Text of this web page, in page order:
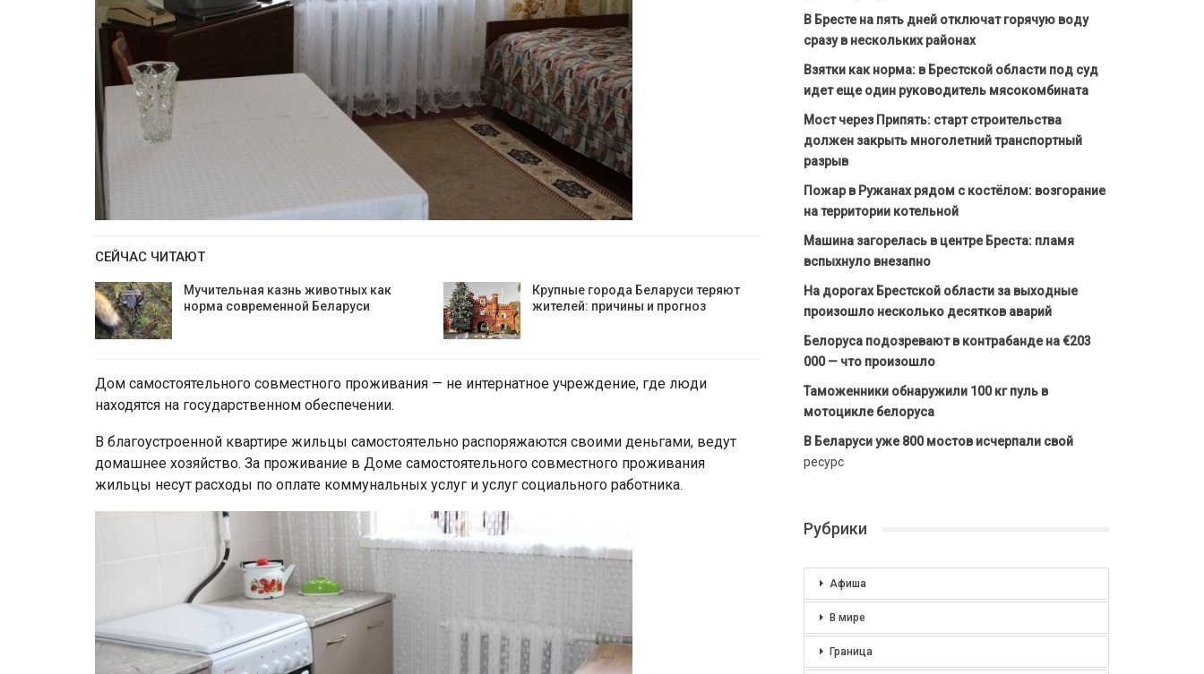
СЕЙЧАС ЧИТАЮТ
Мучительная казнь животных как
норма современной Беларуси
Крупные города Беларуси теряют
жителей: причины и прогноз
Дом самостоятельного совместного проживания — не интернатное учреждение, где люди
находятся на государственном обеспечении.
В благоустроенной квартире жильцы самостоятельно распоряжаются своими деньгами, ведут
домашнее хозяйство. За проживание в Доме самостоятельного совместного проживания
жильцы несут расходы по оплате коммунальных услуг и услуг социального работника.
В Бресте на пять дней отключат горячую воду
сразу в нескольких районах
Взятки как норма: в Брестской области под суд
идет еще один руководитель мясокомбината
Мост через Припять: старт строительства
должен закрыть многолетний транспортный
разрыв
Пожар в Ружанах рядом с костёлом: возгорание
на территории котельной
Машина загорелась в центре Бреста: пламя
вспыхнуло внезапно
На дорогах Брестской области за выходные
произошло несколько десятков аварий
Белоруса подозревают в контрабанде на €203
000 — что произошло
Таможенники обнаружили 100 кг пуль в
мотоцикле белоруса
В Беларуси уже 800 мостов исчерпали свой
ресурс
Рубрики
Афиша
В мире
Граница